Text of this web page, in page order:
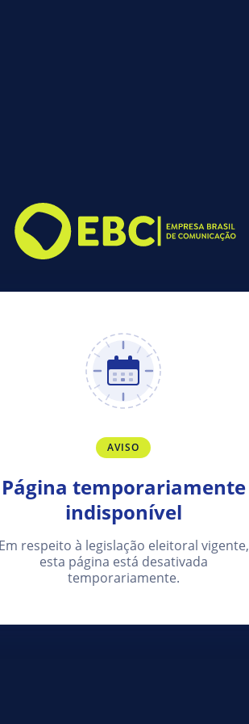
AVISO
Página temporariamente
indisponível
Em respeito à legislação eleitoral vigente,
esta página está desativada
temporariamente.